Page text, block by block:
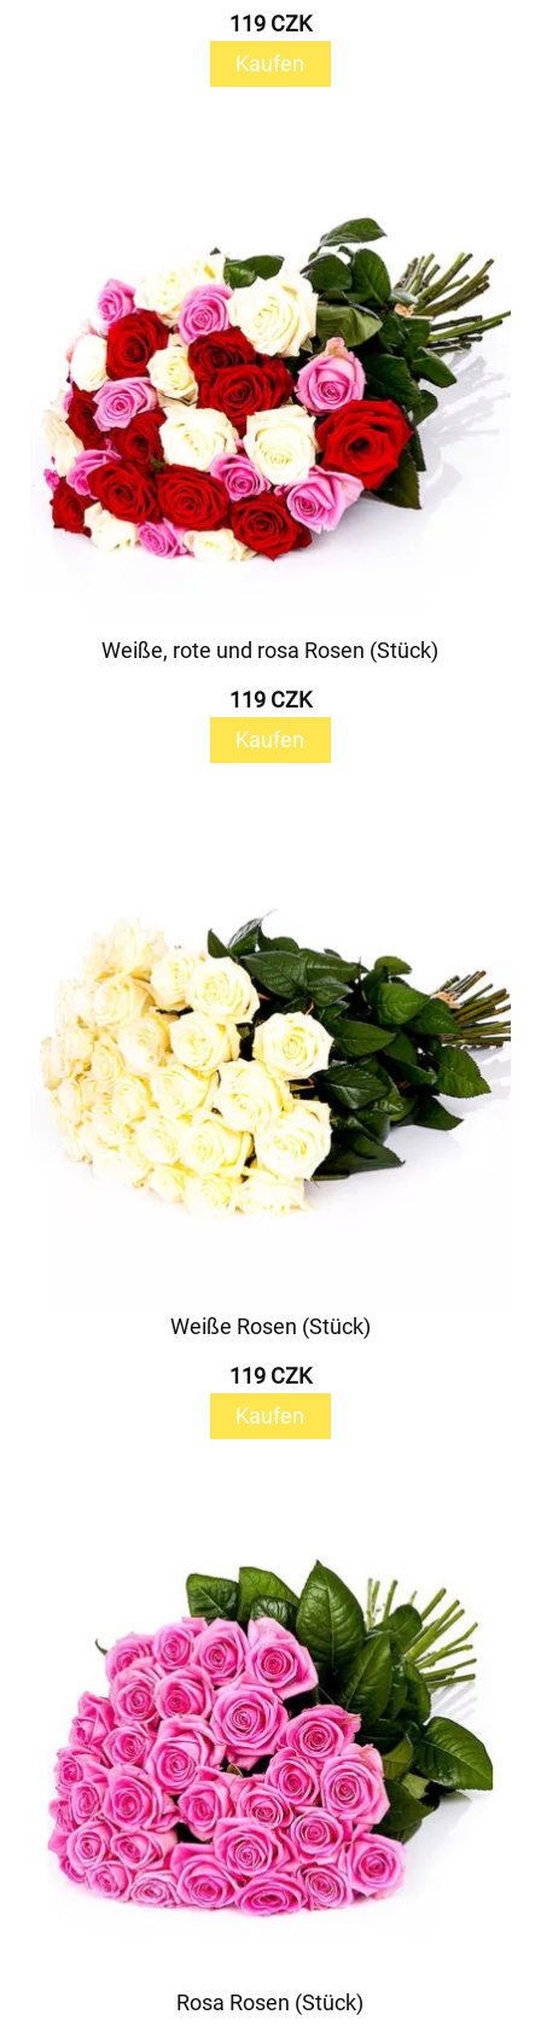
119 CZK
Kaufen
Weiße, rote und rosa Rosen (Stück)
119 CZK
Kaufen
Weiße Rosen (Stück)
119 CZK
Kaufen
Rosa Rosen (Stück)